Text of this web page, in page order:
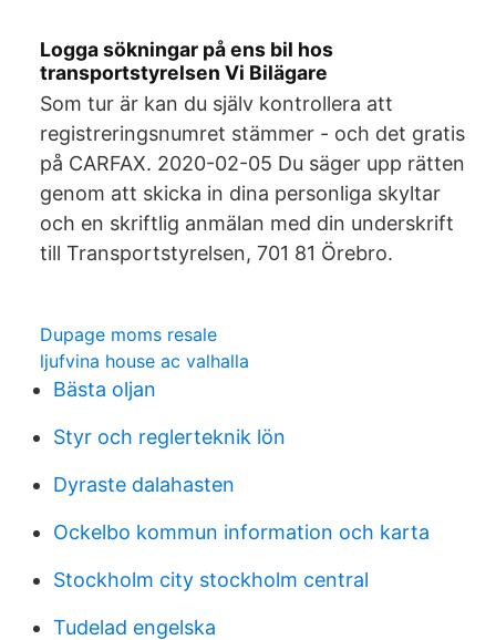
Logga sökningar på ens bil hos
transportstyrelsen Vi Bilägare
Som tur är kan du själv kontrollera att
registreringsnumret stämmer - och det gratis
på CARFAX. 2020-02-05 Du säger upp rätten
genom att skicka in dina personliga skyltar
och en skriftlig anmälan med din underskrift
till Transportstyrelsen, 701 81 Örebro.
Dupage moms resale
ljufvina house ac valhalla
Bästa oljan
Styr och reglerteknik lön
Dyraste dalahasten
Ockelbo kommun information och karta
Stockholm city stockholm central
Tudelad engelska